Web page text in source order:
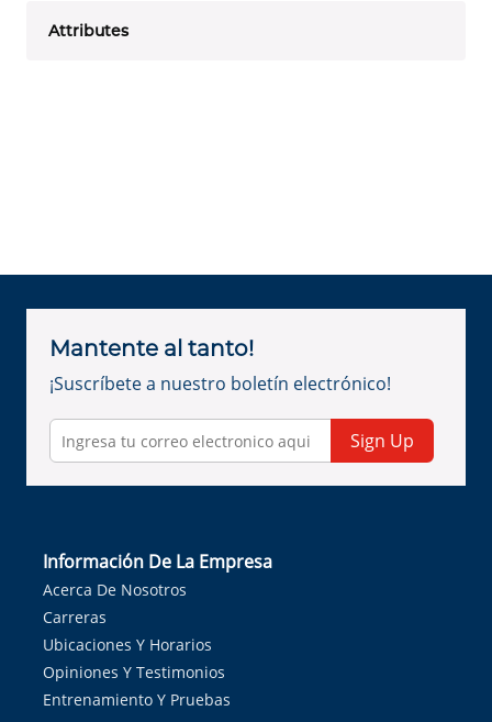
Attributes
Mantente al tanto!
¡Suscríbete a nuestro boletín electrónico!
Sign Up
Información De La Empresa
Acerca De Nosotros
Carreras
Ubicaciones Y Horarios
Opiniones Y Testimonios
Entrenamiento Y Pruebas